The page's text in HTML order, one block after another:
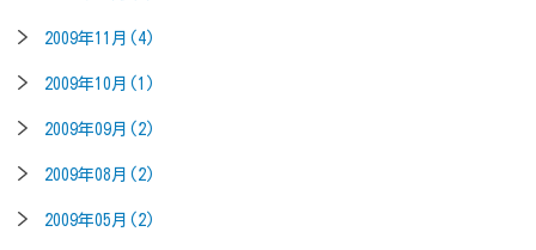
2009年11月(4)
2009年10月(1)
2009年09月(2)
2009年08月(2)
2009年05月(2)